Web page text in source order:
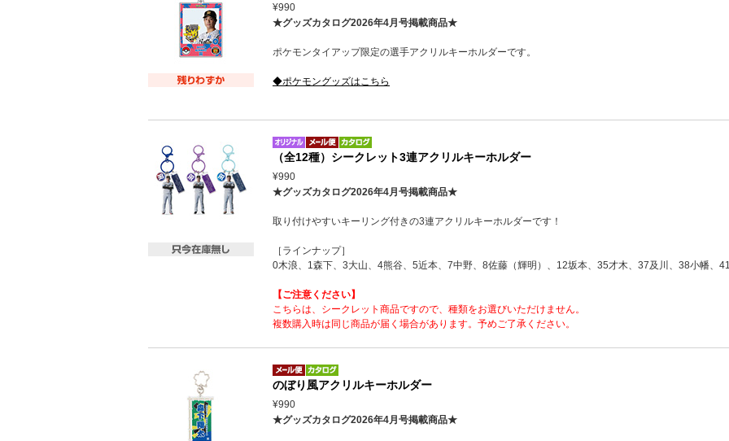
¥990
★グッズカタログ2026年4月号掲載商品★
ポケモンタイアップ限定の選手アクリルキーホルダーです。
◆ポケモングッズはこちら
（全12種）シークレット3連アクリルキーホルダー
¥990
★グッズカタログ2026年4月号掲載商品★
取り付けやすいキーリング付きの3連アクリルキーホルダーです！
［ラインナップ］
0木浪、1森下、3大山、4熊谷、5近本、7中野、8佐藤（輝明）、12坂本、35才木、37及川、38小幡、
【ご注意ください】
こちらは、シークレット商品ですので、種類をお選びいただけません。
複数購入時は同じ商品が届く場合があります。予めご了承ください。
のぼり風アクリルキーホルダー
¥990
★グッズカタログ2026年4月号掲載商品★